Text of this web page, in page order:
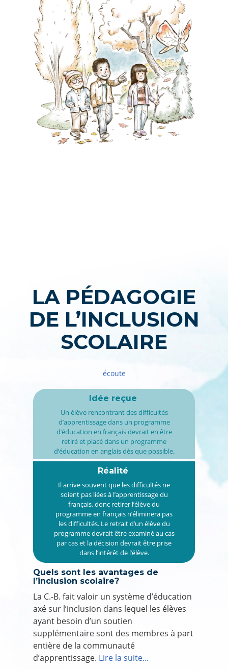
LA PÉDAGOGIE
DE L’INCLUSION
SCOLAIRE
écoute
Idée reçue
Un élève rencontrant des difficultés
d’apprentissage dans un programme
d’éducation en français devrait en être
retiré et placé dans un programme
d’éducation en anglais dès que possible.
Réalité
Il arrive souvent que les difficultés ne
soient pas liées à l’apprentissage du
français, donc retirer l’élève du
programme en français n’éliminera pas
les difficultés. Le retrait d’un élève du
programme devrait être examiné au cas
par cas et la décision devrait être prise
dans l’intérêt de l’élève.
Quels sont les avantages de
l’inclusion scolaire?
La C.-B. fait valoir un système d’éducation
axé sur l’inclusion dans lequel les élèves
ayant besoin d’un soutien
supplémentaire sont des membres à part
entière de la communauté
d’apprentissage. Lire la suite...